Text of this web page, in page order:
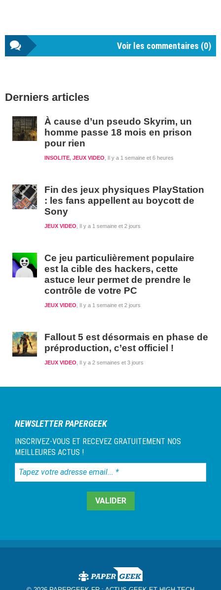
Voir les commentaires (0)
latérale
Derniers articles
À cause d’un pseudo Skyrim, un
homme passe 18 mois en prison
pour rien
Il y a 1 semaine et 6 heures
INSOLITE, JEUX VIDEO
Fin des jeux physiques PlayStation
: les fans appellent au boycott de
Sony
Il y a 1 semaine et 2 jours
JEUX VIDEO
Ce jeu particulièrement populaire
est la cible des hackers, cette
astuce leur permet de prendre le
contrôle de votre PC
Il y a 1 semaine et 2 jours
JEUX VIDEO
Fallout 5 est désormais en phase de
préproduction, c’est officiel !
Il y a 2 semaines et 3 jours
JEUX VIDEO
NEWSLETTER PAPERGEEK
INSCRIVEZ-VOUS ET RECEVEZ GRATUITEMENT NOS
MEILLEURES ACTUS !
Tapez
votre